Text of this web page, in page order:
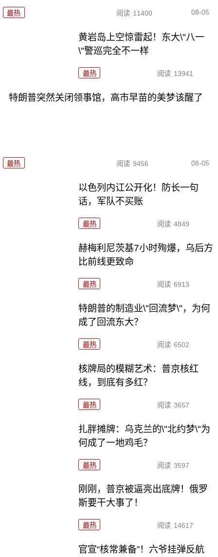
最热 阅读 11400 08-05
黄岩岛上空惊雷起！东大\"八一
\"警巡完全不一样
最热 阅读 13941
特朗普突然关闭领事馆，高市早苗的美梦该醒了
最热 阅读 9456 08-05
以色列内讧公开化！防长一句
话，军队不买账
最热 阅读 4849
赫梅利尼茨基7小时殉爆，乌后方
比前线更致命
最热 阅读 6913
特朗普的制造业\"回流梦\"，为何
成了回流东大？
最热 阅读 6502
核牌局的模糊艺术：普京核红
线，到底有多红？
最热 阅读 3657
扎胖摊牌：乌克兰的\"北约梦\"为
何成了一地鸡毛？
最热 阅读 3597
刚刚，普京被逼亮出底牌！俄罗
斯要干大事了！
最热 阅读 14617
官宣“核常兼备”！六爷挂弹反航